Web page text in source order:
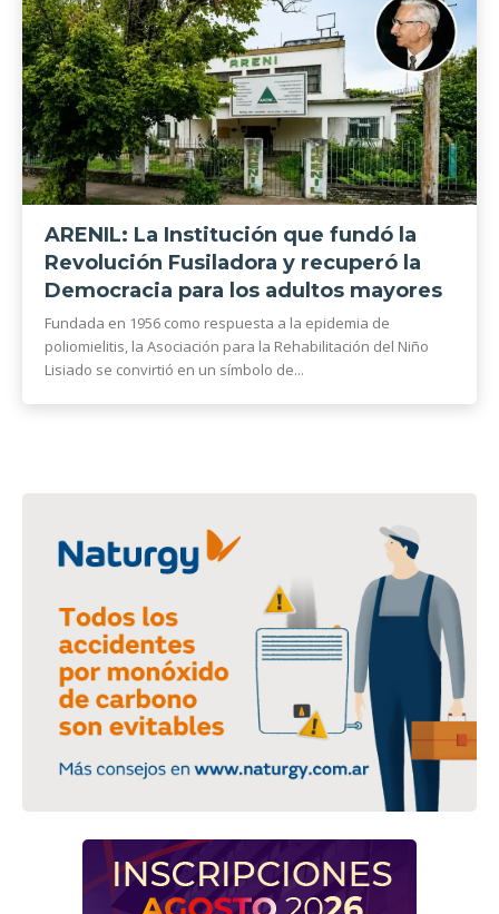
ARENIL: La Institución que fundó la
Revolución Fusiladora y recuperó la
Democracia para los adultos mayores
Fundada en 1956 como respuesta a la epidemia de
poliomielitis, la Asociación para la Rehabilitación del Niño
Lisiado se convirtió en un símbolo de...